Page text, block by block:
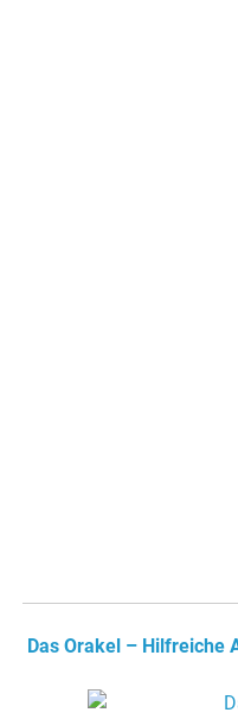
Das Orakel – Hilfreiche